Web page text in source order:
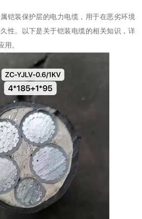
铠装保护层的电力电缆，用于在恶劣环境
性。以下是关于铠装电缆的相关知识，详
用。